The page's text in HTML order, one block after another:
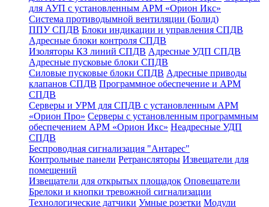
для АУП с установленным АРМ «Орион Икс»
Система противодымной вентиляции (Болид)
ППУ СПДВ Блоки индикации и управления СПДВ
Адресные блоки контроля СПДВ
Изоляторы КЗ линий СПДВ Адресные УДП СПДВ
Адресные пусковые блоки СПДВ
Силовые пусковые блоки СПДВ Адресные приводы
клапанов СПДВ Программное обеспечение и АРМ
СПДВ
Серверы и УРМ для СПДВ с установленным АРМ
«Орион Про» Серверы с установленным программным
обеспечением АРМ «Орион Икс» Неадресные УДП
СПДВ
Беспроводная сигнализация "Антарес"
Контрольные панели Ретрансляторы Извещатели для
помещений
Извещатели для открытых площадок Оповещатели
Брелоки и кнопки тревожной сигнализации
Технологические датчики Умные розетки Модули